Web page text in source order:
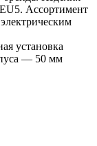
Ассортимент
установка
— 50 мм